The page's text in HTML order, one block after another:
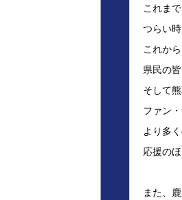
これま
つらい
これか
県民の
そして
ファン
より多
応援の
また、